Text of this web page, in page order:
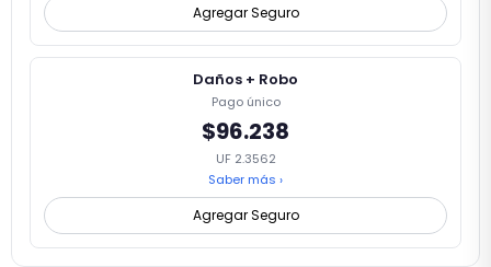
Agregar Seguro
Daños + Robo
Pago único
$96.238
UF 2.3562
Saber más ›
Agregar Seguro